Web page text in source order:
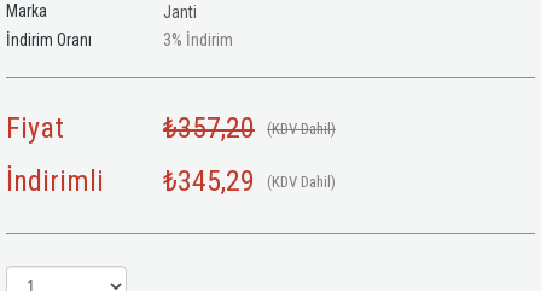
Marka
Janti
İndirim Oranı
%
3 İndirim
Fiyat ₺357,20 (KDV Dahil)
İndirimli ₺345,29 (KDV Dahil)